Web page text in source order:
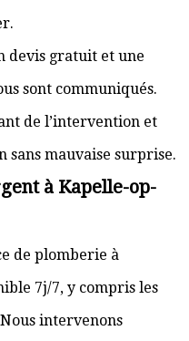
devis gratuit et une
sont communiqués.
de l’intervention et
sans mauvaise surprise.
à Kapelle-op-
de plomberie à
7j/7, y compris les
intervenons